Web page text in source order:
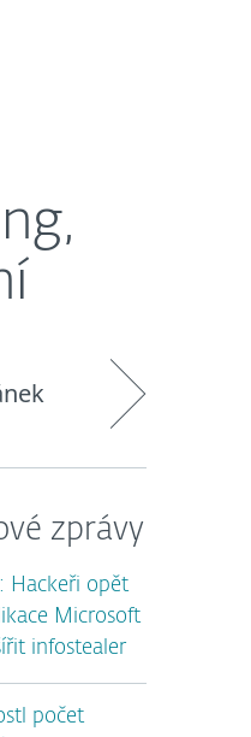
zprávy
Hackeři opět
Microsoft
infostealer
počet